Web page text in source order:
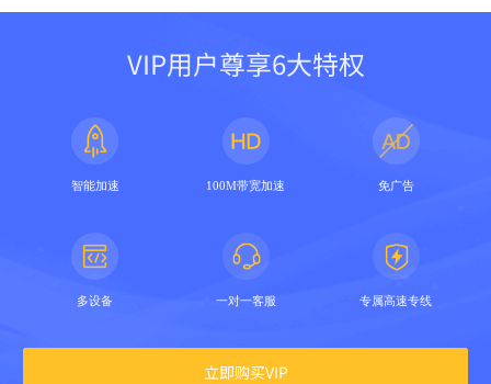
VIP用户尊享6大特权
智能加速 100M带宽加速 免广告
多设备 一对一客服 专属高速专线
立即购买VIP